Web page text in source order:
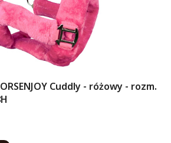
Cuddly - różowy - rozm.